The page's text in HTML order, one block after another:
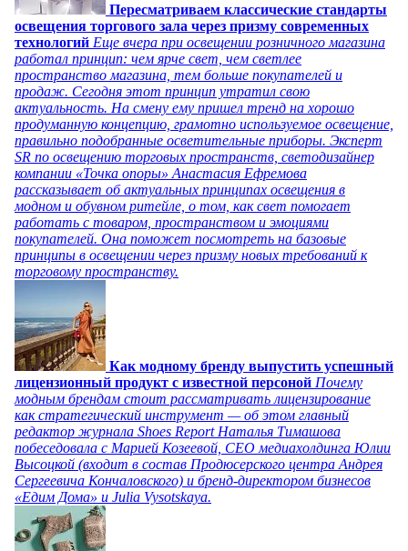
Пересматриваем классические стандарты
освещения торгового зала через призму современных
технологий Еще вчера при освещении розничного магазина
работал принцип: чем ярче свет, чем светлее
пространство магазина, тем больше покупателей и
продаж. Сегодня этот принцип утратил свою
актуальность. На смену ему пришел тренд на хорошо
продуманную концепцию, грамотно используемое освещение,
правильно подобранные осветительные приборы. Эксперт
SR по освещению торговых пространств, светодизайнер
компании «Точка опоры» Анастасия Ефремова
рассказывает об актуальных принципах освещения в
модном и обувном ритейле, о том, как свет помогает
работать с товаром, пространством и эмоциями
покупателей. Она поможет посмотреть на базовые
принципы в освещении через призму новых требований к
торговому пространству.
Как модному бренду выпустить успешный
лицензионный продукт с известной персоной Почему
модным брендам стоит рассматривать лицензирование
как стратегический инструмент — об этом главный
редактор журнала Shoes Report Наталья Тимашова
побеседовала с Марией Козеевой, СЕО медиахолдинга Юлии
Высоцкой (входит в состав Продюсерского центра Андрея
Сергеевича Кончаловского) и бренд-директором бизнесов
«Едим Дома» и Julia Vysotskaya.